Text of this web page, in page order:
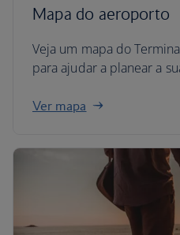
Mapa do aeroporto
Veja um mapa do
para ajudar a planear a
Ver mapa